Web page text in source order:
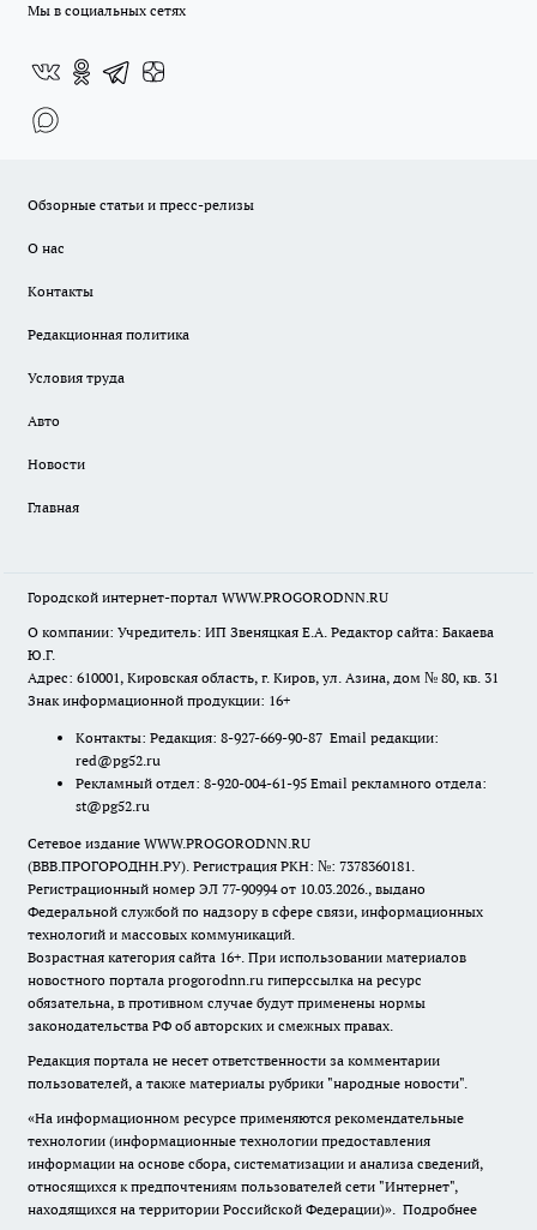
Мы в социальных сетях
Обзорные статьи и пресс-релизы
О нас
Контакты
Редакционная политика
Условия труда
Авто
Новости
Главная
Городской интернет-портал WWW.PROGORODNN.RU
О компании: Учредитель: ИП Звеняцкая Е.А. Редактор сайта: Бакаева
Ю.Г.
Адрес: 610001, Кировская область, г. Киров, ул. Азина, дом № 80, кв. 31
Знак информационной продукции: 16+
Контакты: Редакция: 8-927-669-90-87 Email редакции:
red@pg52.ru
Рекламный отдел: 8-920-004-61-95 Email рекламного отдела:
st@pg52.ru
Сетевое издание WWW.PROGORODNN.RU
(ВВВ.ПРОГОРОДНН.РУ). Регистрация РКН: №: 7378360181.
Регистрационный номер ЭЛ 77-90994 от 10.03.2026., выдано
Федеральной службой по надзору в сфере связи, информационных
технологий и массовых коммуникаций.
Возрастная категория сайта 16+. При использовании материалов
новостного портала progorodnn.ru гиперссылка на ресурс
обязательна, в противном случае будут применены нормы
законодательства РФ об авторских и смежных правах.
Редакция портала не несет ответственности за комментарии
пользователей, а также материалы рубрики "народные новости".
«На информационном ресурсе применяются рекомендательные
технологии (информационные технологии предоставления
информации на основе сбора, систематизации и анализа сведений,
относящихся к предпочтениям пользователей сети "Интернет",
находящихся на территории Российской Федерации)». Подробнее